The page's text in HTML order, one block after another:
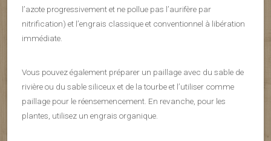
l’azote progressivement et ne pollue pas l’aurifère par
nitrification) et l’engrais classique et conventionnel à libération
immédiate.
Vous pouvez également préparer un paillage avec du sable de
rivière ou du sable siliceux et de la tourbe et l’utiliser comme
paillage pour le réensemencement. En revanche, pour les
plantes, utilisez un engrais organique.